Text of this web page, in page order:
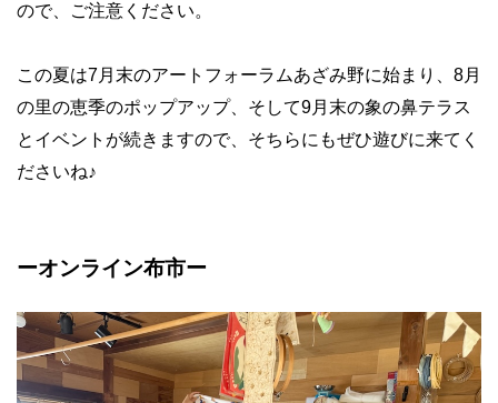
ので、ご注意ください。
この夏は7月末のアートフォーラムあざみ野に始まり、8月
の里の恵季のポップアップ、そして9月末の象の鼻テラス
とイベントが続きますので、そちらにもぜひ遊びに来てく
ださいね♪
ーオンライン布市ー